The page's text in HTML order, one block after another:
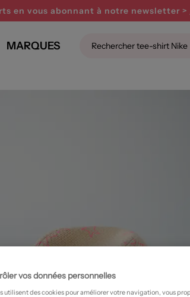
en vous abonnant à notre newsletter >
MARQUES
vos données personnelles
utilisent des cookies pour améliorer votre navigation, vous